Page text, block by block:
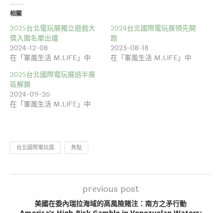
相關
2025台北電玩展獨立遊戲大
獎入圍名單出爐
2024-12-08
在「軍風生活 M.LIFE」中
2024台北國際電玩展領先開
跑
2023-08-18
在「軍風生活 M.LIFE」中
2025台北國際電玩展過半展
區解鎖
2024-09-26
在「軍風生活 M.LIFE」中
台北國際電玩展 焦點
previous post
美國在委內瑞拉海域的高風險賭注：南方之矛行動